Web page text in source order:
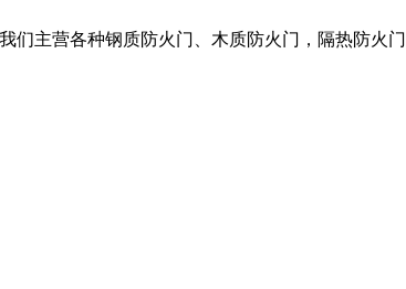
们主营各种钢质防火门、木质防火门，隔热防